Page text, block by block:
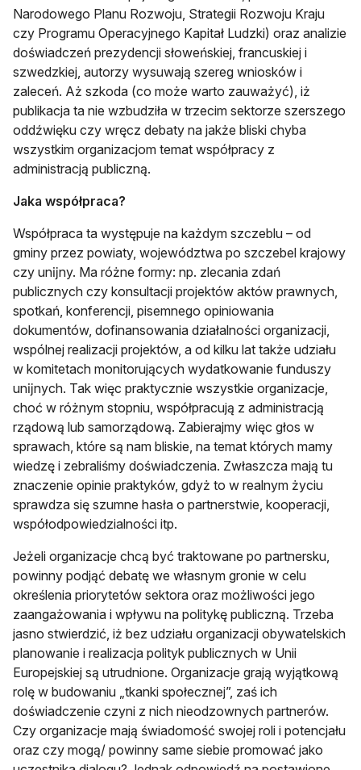
Narodowego Planu Rozwoju, Strategii Rozwoju Kraju
czy Programu Opera­cyjnego Kapitał Ludzki) oraz analizie
doświadczeń prezydencji słoweńskiej, francuskiej i
szwedzkiej, autorzy wysuwają szereg wniosków i
zaleceń. Aż szkoda (co może warto zauważyć), iż
publikacja ta nie wzbudziła w trzecim sektorze szerszego
oddźwięku czy wręcz debaty na jakże bliski chyba
wszystkim organizacjom temat współpracy z
administracją publiczną.
Jaka współpraca?
Współpraca ta występuje na każdym szczeblu – od
gminy przez powiaty, województwa po szczebel krajowy
czy unĳny. Ma różne formy: np. zlecania zdań
publicznych czy konsultacji projektów aktów prawnych,
spotkań, konferencji, pisemnego opiniowania
dokumentów, dofinansowania działalności organizacji,
wspólnej realizacji projektów, a od kilku lat także udziału
w komitetach monitorujących wydatkowanie funduszy
unĳnych. Tak więc praktycznie wszystkie organizacje,
choć w różnym stopniu, współpracują z administracją
rzą­dową lub samorządową. Zabierajmy więc głos w
sprawach, które są nam bliskie, na temat których mamy
wiedzę i zebraliśmy doświadczenia. Zwłaszcza mają tu
znaczenie opinie praktyków, gdyż to w realnym życiu
sprawdza się szumne hasła o partnerstwie, kooperacji,
współodpowiedzialności itp.
Jeżeli organizacje chcą być traktowane po partnersku,
powinny podjąć debatę we własnym gronie w celu
określenia priorytetów sektora oraz możliwości jego
zaangażowania i wpływu na politykę publiczną. Trzeba
jasno stwierdzić, iż bez udziału organizacji obywa­telskich
planowanie i realizacja polityk publicznych w Unii
Europejskiej są utrudnione. Organizacje grają wyjątkową
rolę w budowaniu „tkanki społecznej”, zaś ich
doświadczenie czyni z nich nieodzownych partnerów.
Czy organizacje mają świadomość swojej roli i potencjału
oraz czy mogą/ powinny same siebie promować jako